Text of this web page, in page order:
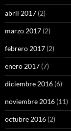
abril 2017 (2)
marzo 2017 (2)
febrero 2017 (2)
enero 2017 (7)
diciembre 2016 (6)
noviembre 2016 (11)
octubre 2016 (2)